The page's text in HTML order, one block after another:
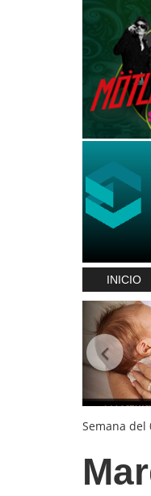
INICIO
Semana del